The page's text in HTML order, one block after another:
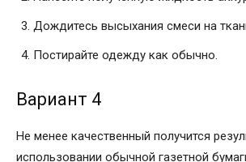
Дождитесь высыхания смеси на
Постирайте одежду как обычно.
Вариант 4
Не менее качественный получится
использовании обычной газетной